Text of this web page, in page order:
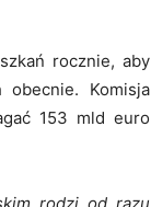
rocznie, aby
Komisja
153 mld euro